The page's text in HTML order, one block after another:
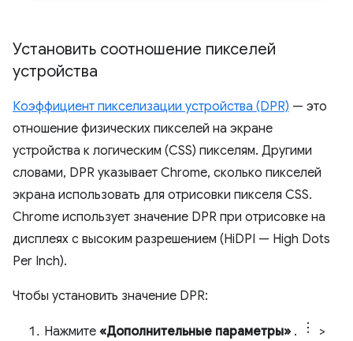
Установить соотношение пикселей
устройства
Коэффициент пикселизации устройства (DPR) — это
отношение физических пикселей на экране
устройства к логическим (CSS) пикселям. Другими
словами, DPR указывает Chrome, сколько пикселей
экрана использовать для отрисовки пикселя CSS.
Chrome использует значение DPR при отрисовке на
дисплеях с высоким разрешением (HiDPI — High Dots
Per Inch).
Чтобы установить значение DPR:
Нажмите «Дополнительные параметры» .
>